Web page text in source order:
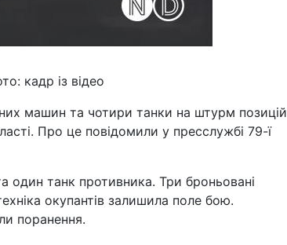
кадр із відео
машин та чотири танки на штурм позицій
Про це повідомили у пресслужбі 79-ї
один танк противника. Три броньовані
окупантів залишила поле бою.
поранення.